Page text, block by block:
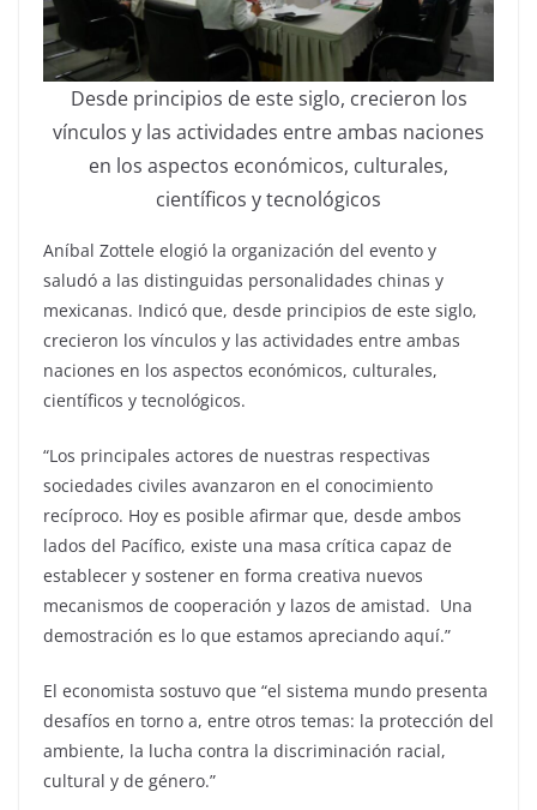
Desde principios de este siglo, crecieron los
vínculos y las actividades entre ambas naciones
en los aspectos económicos, culturales,
científicos y tecnológicos
Aníbal Zottele elogió la organización del evento y
saludó a las distinguidas personalidades chinas y
mexicanas. Indicó que, desde principios de este siglo,
crecieron los vínculos y las actividades entre ambas
naciones en los aspectos económicos, culturales,
científicos y tecnológicos.
“Los principales actores de nuestras respectivas
sociedades civiles avanzaron en el conocimiento
recíproco. Hoy es posible afirmar que, desde ambos
lados del Pacífico, existe una masa crítica capaz de
establecer y sostener en forma creativa nuevos
mecanismos de cooperación y lazos de amistad. Una
demostración es lo que estamos apreciando aquí.”
El economista sostuvo que “el sistema mundo presenta
desafíos en torno a, entre otros temas: la protección del
ambiente, la lucha contra la discriminación racial,
cultural y de género.”